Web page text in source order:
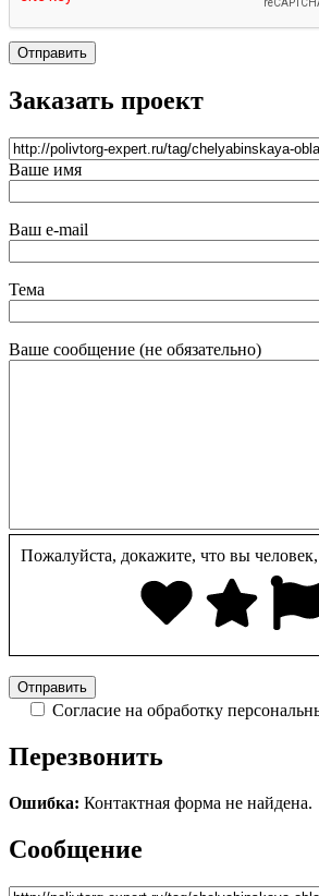
Отправить
Заказать проект
Ваше имя
Ваш e-mail
Тема
Ваше сообщение (не обязательно)
Пожалуйста, докажите, что вы
Согласие на обработку
Перезвонить
Ошибка: Контактная форма не найдена.
Сообщение